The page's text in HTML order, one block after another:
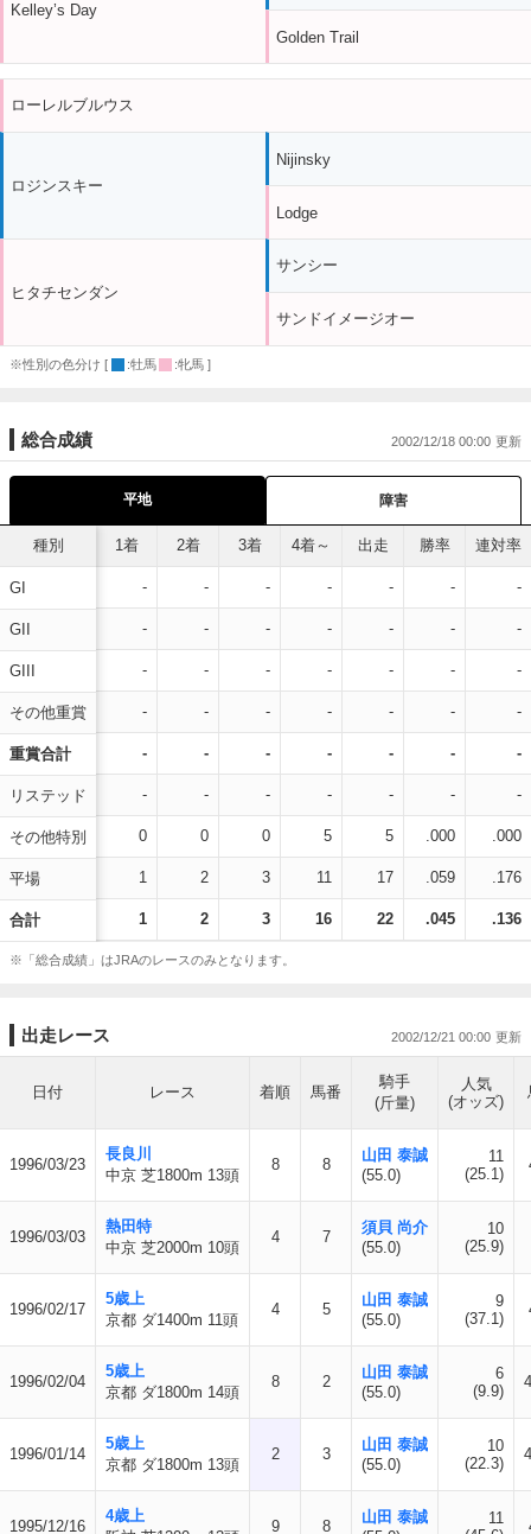
Kelley’s Day
Golden Trail
ローレルブルウス
ロジンスキー
ヒタチセンダン
Nijinsky
Lodge
サンシー
サンドイメージオー
※性別の色分け [ :牡馬 :牝馬 ]
総合成績 2002/12/18 00:00
平地 障害
種別
GI
GII
GIII
その他重賞
重賞合計
リステッド
その他特別
平場
合計
1着 2着 3着 4着～ 出走 勝率 連対率
- - - - - - -
- - - - - - -
- - - - - - -
- - - - - - -
- - - - - - -
- - - - - - -
0 0 0 5 5 .000 .000
1 2 3 11 17 .059 .176
1 2 3 16 22 .045 .136
※「総合成績」はJRAのレースのみとなります。
出走レース 2002/12/21 00:00
日付 レース 着順 馬番
騎手
(斤量)
人気
(オッズ)
1996/03/23
長良川
中京 芝1800m 13頭
8 8
山田 泰誠
(55.0)
11
(25.1)
1996/03/03
熱田特
中京 芝2000m 10頭
4 7
須貝 尚介
(55.0)
10
(25.9)
1996/02/17
5歳上
京都 ダ1400m 11頭
4 5
山田 泰誠
(55.0)
9
(37.1)
1996/02/04
5歳上
京都 ダ1800m 14頭
8 2
山田 泰誠
(55.0)
6
(9.9)
1996/01/14
5歳上
京都 ダ1800m 13頭
2 3
山田 泰誠
(55.0)
10
(22.3)
1995/12/16
4歳上
9 8
山田 泰誠
11